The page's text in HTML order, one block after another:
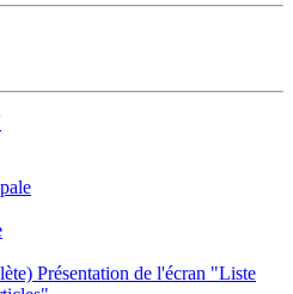
Présentation de l'écran "Liste